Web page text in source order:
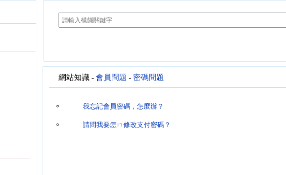
網站知識 - 會員問題 - 密碼問題
我忘記會員密碼，怎麼辦？
請問我要怎ㄇ修改支付密碼？